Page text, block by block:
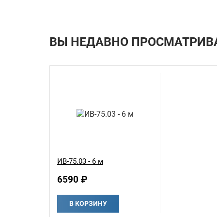
ВЫ НЕДАВНО
ИВ-75.03 - 6 м
6590 ₽
В КОРЗИНУ